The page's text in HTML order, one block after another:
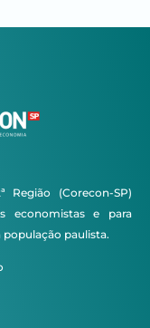
(Corecon-SP)
economistas e para
paulista.